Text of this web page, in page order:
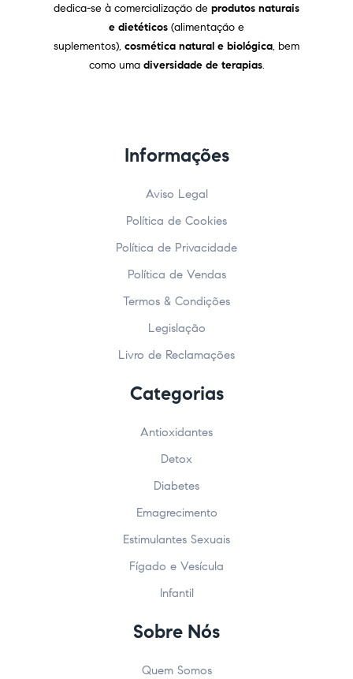
dedica-se à comercialização de produtos naturais
e dietéticos (alimentação e
suplementos), cosmética natural e biológica, bem
como uma diversidade de terapias.
Informações
Aviso Legal
Política de Cookies
Política de Privacidade
Política de Vendas
Termos & Condições
Legislação
Livro de Reclamações
Categorias
Antioxidantes
Detox
Diabetes
Emagrecimento
Estimulantes Sexuais
Fígado e Vesícula
Infantil
Sobre Nós
Quem Somos